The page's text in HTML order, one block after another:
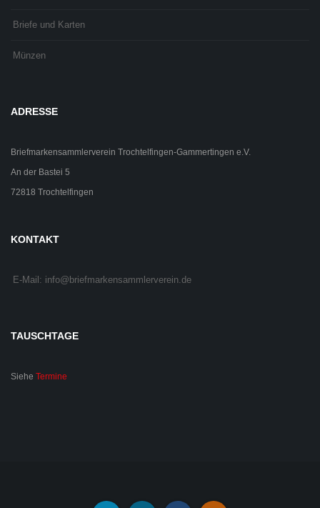
Briefe und Karten
Münzen
ADRESSE
Briefmarkensammlerverein Trochtelfingen-Gammertingen e.V.
An der Bastei 5
72818 Trochtelfingen
KONTAKT
E-Mail: info@briefmarkensammlerverein.de
TAUSCHTAGE
Siehe Termine